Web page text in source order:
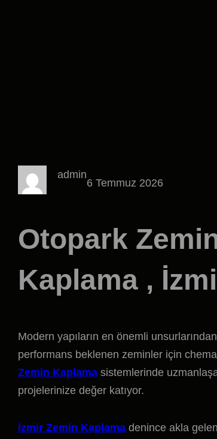
admin
6 Temmuz 2026
Otopark
Kaplama ,
Modern yapıların en önemli
performans beklenen zeminler için
Zemin Kaplama sistemlerinde
projelerinize değer katıyor.
İzmir Zemin Kaplama denince akla